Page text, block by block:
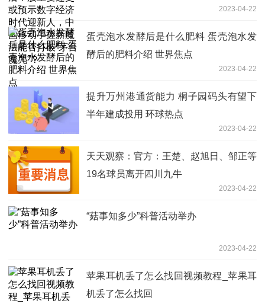
动手握新魔法能否打破“茅台魔咒”？2023-04-22
蛋壳泡水发酵后是什么肥料 蛋壳泡水发
酵后的肥料介绍 世界焦点
2023-04-22
提升万州港通货能力 桐子园码头有望下
半年建成投用 环球热点
2023-04-22
天天观察：官方：王楚、赵旭日、邹正等
19名球员离开四川九牛
2023-04-22
“菇事知多少”科普活动举办
2023-04-22
苹果耳机丢了怎么找回视频教程_苹果耳
机丢了怎么找回